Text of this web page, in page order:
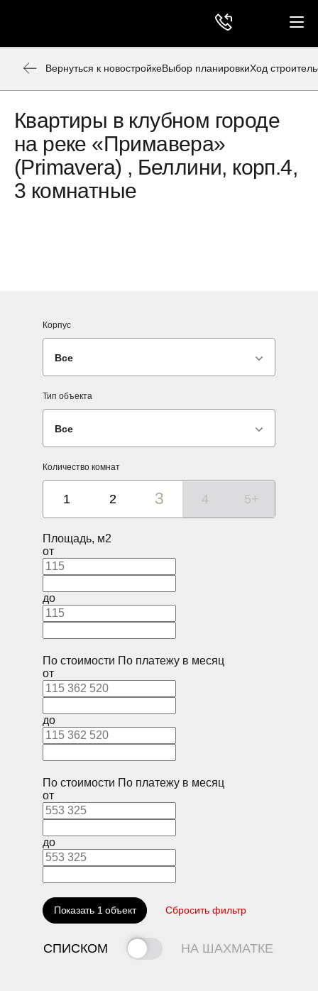
Вернуться к новостройкеВыбор планировкиХод
Квартиры в клубном городе
на реке «Примавера»
(Primavera) , Беллини, корп.4,
3 комнатные
Корпус
Все
Тип объекта
Все
Количество комнат
1 2 3 4 5+
Площадь, м2
от
до
По стоимости По платежу в месяц
от
до
По стоимости По платежу в месяц
от
до
Показать 1 объект Сбросить фильтр
СПИСКОМ НА ШАХМАТКЕ